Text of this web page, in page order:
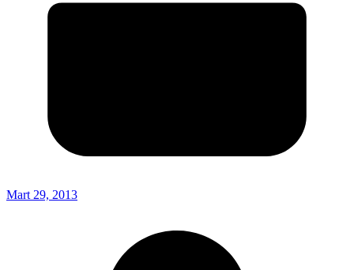
Mart 29, 2013